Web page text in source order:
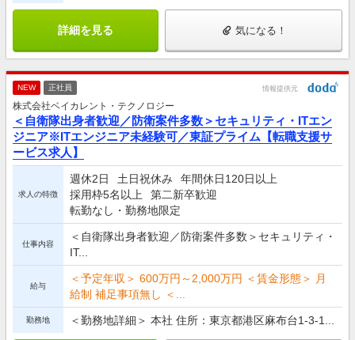
詳細を見る 気になる！
NEW 正社員 情報提供元
株式会社ベイカレント・テクノロジー
＜自衛隊出身者歓迎／防衛案件多数＞セキュリティ・ITエン
ジニア※ITエンジニア未経験可／東証プライム【転職支援サ
ービス求人】
求人の特徴
週休2日 土日祝休み
年間休日120日以上
採用枠5名以上
第二新卒歓迎
転勤なし・勤務地限定
仕事内容
＜自衛隊出身者歓迎／防衛案件多数＞セキュリティ・
IT...
給与
＜予定年収＞ 600万円～2,000万円 ＜賃金形態＞ 月
給制 補足事項無し ＜...
勤務地 ＜勤務地詳細＞ 本社 住所：東京都港区麻布台1-3-1...